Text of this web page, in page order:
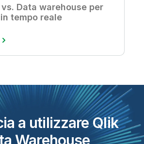
Data warehouse per
tempo reale
a utilizzare Qlik
Warehouse